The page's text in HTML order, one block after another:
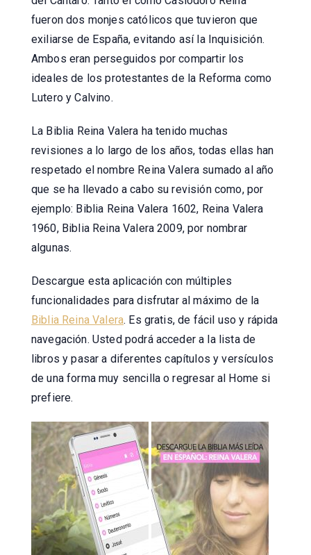
fueron dos monjes católicos que tuvieron que
exiliarse de España, evitando así la Inquisición.
Ambos eran perseguidos por compartir los
ideales de los protestantes de la Reforma como
Lutero y Calvino.
La Biblia Reina Valera ha tenido muchas
revisiones a lo largo de los años, todas ellas han
respetado el nombre Reina Valera sumado al año
que se ha llevado a cabo su revisión como, por
ejemplo: Biblia Reina Valera 1602, Reina Valera
1960, Biblia Reina Valera 2009, por nombrar
algunas.
Descargue esta aplicación con múltiples
funcionalidades para disfrutar al máximo de la
Biblia Reina Valera. Es gratis, de fácil uso y rápida
navegación. Usted podrá acceder a la lista de
libros y pasar a diferentes capítulos y versículos
de una forma muy sencilla o regresar al Home si
prefiere.